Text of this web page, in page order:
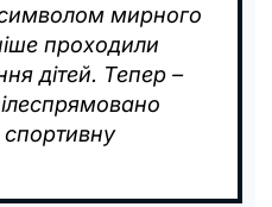
мирного
проходили
дітей. Тепер –